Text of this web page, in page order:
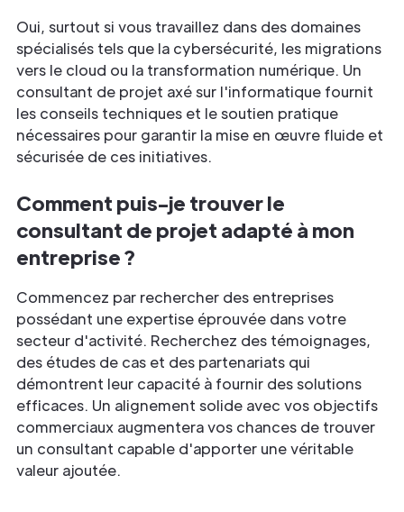
Oui, surtout si vous travaillez dans des domaines
spécialisés tels que la cybersécurité, les migrations
vers le cloud ou la transformation numérique. Un
consultant de projet axé sur l'informatique fournit
les conseils techniques et le soutien pratique
nécessaires pour garantir la mise en œuvre fluide et
sécurisée de ces initiatives.
Comment puis-je trouver le
consultant de projet adapté à mon
entreprise ?
Commencez par rechercher des entreprises
possédant une expertise éprouvée dans votre
secteur d'activité. Recherchez des témoignages,
des études de cas et des partenariats qui
démontrent leur capacité à fournir des solutions
efficaces. Un alignement solide avec vos objectifs
commerciaux augmentera vos chances de trouver
un consultant capable d'apporter une véritable
valeur ajoutée.